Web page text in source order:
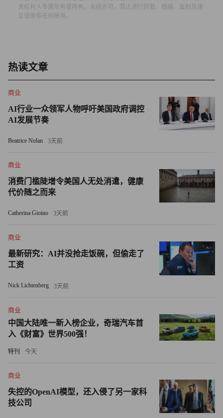
填补劳动力缺口的路径
抽象的劳动力议题，而是直接削弱美国竞争力、降低民众生
• 教育工作者需调整课程体系，满足先进制造业需求
• 企业领导者需敞开大门，投入资源搭建人才输送通道，不
再坐等他人率先行动
任何企业都无法凭一己之力解决全行业难题，但每家企业都
在Saint-Gobain North America公司，我们亲眼见证：当企业
把资源投入人才培养，而非单纯填补岗位空缺，会收获怎样
的成效。我们现有1.8万名员工，近年在北美累计投资近70
亿美元，这些成果并非仅靠战略规划文书就能实现，而是由
问题，既应对当下的挑战，也着眼于未来的挑战。
道、人生目标，让我最终有机会执掌北美最大的建材企业之
一。
关权利人专属所有或持有。未经许可，禁止进行转载、摘编、复制及建
立镜像等任何使用。
热读文章
商业
AI行业一众领军人物呼吁美国政府调控
AI发展节奏
Beatrice Nolan 3天前
商业
消费门槛陡增令美国人无处消遣，健康
代价随之而来
Catherina Gioino 3天前
商业
最新研究：AI并没抢走饭碗，但偷走了
工资
Nick Lichtenberg 3天前
商业
中国大陆唯一新入榜企业，奇瑞汽车首
入《财富》世界500强！
特刊 今天
商业
失控的OpenAI模型，还入侵了另一家科
技公司